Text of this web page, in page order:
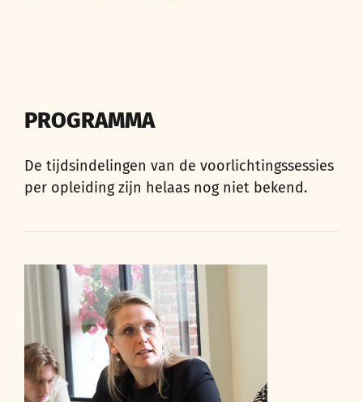
PROGRAMMA
De tijdsindelingen van de voorlichtingssessies
per opleiding zijn helaas nog niet bekend.